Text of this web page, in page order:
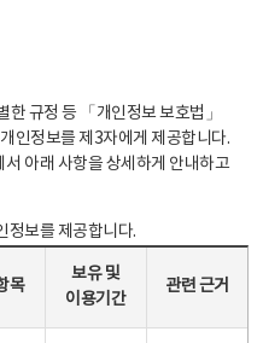
규정 등 「개인정보 보호법」
인정보를 제3자에게 제공합니다.
아래 사항을 상세하게 안내하고
정보를 제공합니다.
목
보유 및
이용기간
관련 근거